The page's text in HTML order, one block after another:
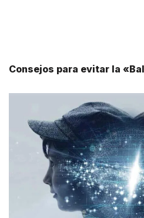
Consejos para evitar la